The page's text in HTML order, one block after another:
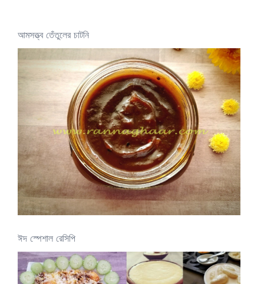
আমসত্ত্ব তেঁতুলের চাটনি
ঈদ স্পেশাল রেসিপি